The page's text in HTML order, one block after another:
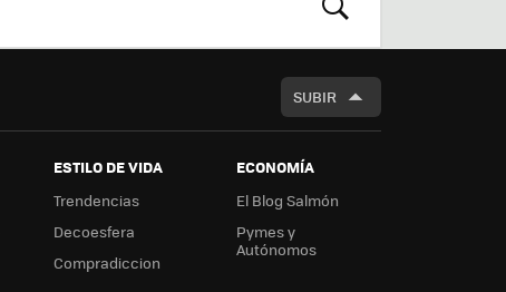
BUSCAR
SUBIR
ESTILO DE VIDA
Trendencias
Decoesfera
Compradiccion
ECONOMÍA
El Blog Salmón
Pymes y
Autónomos